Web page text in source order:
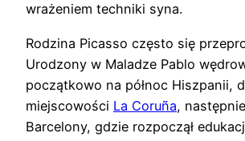
wrażeniem techniki syna.
Rodzina Picasso często się
Urodzony w Maladze Pablo
początkowo na północ Hiszpanii,
miejscowości La Coruña,
Barcelony, gdzie rozpoczął